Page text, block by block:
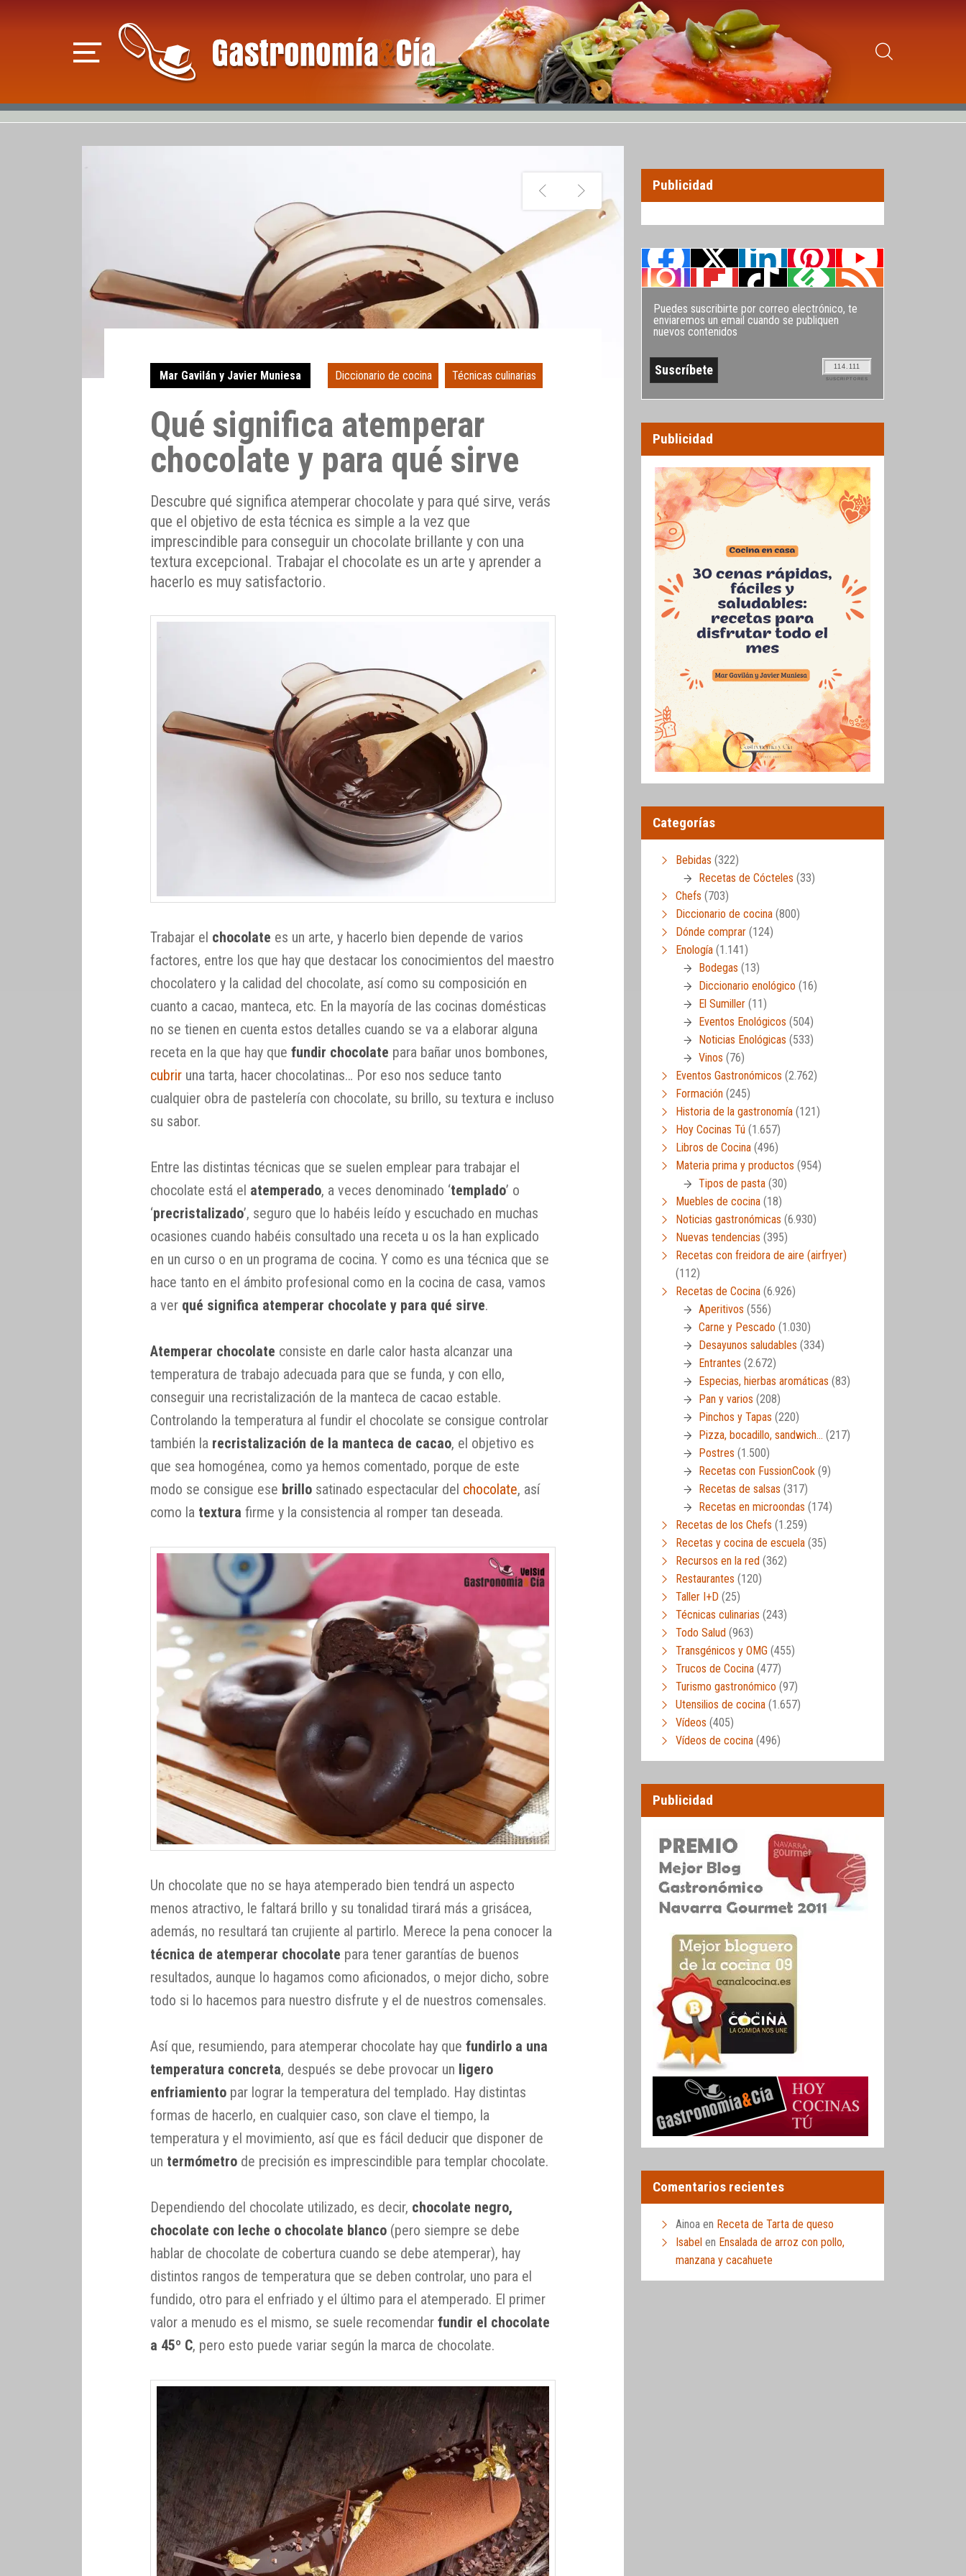
Mar Gavilán y Javier Muniesa Diccionario de cocina Técnicas culinarias
Qué significa atemperar
chocolate y para qué sirve
Descubre qué significa atemperar chocolate y para qué sirve, verás
que el objetivo de esta técnica es simple a la vez que
imprescindible para conseguir un chocolate brillante y con una
textura excepcional. Trabajar el chocolate es un arte y aprender a
hacerlo es muy satisfactorio.
Trabajar el chocolate es un arte, y hacerlo bien depende de varios
factores, entre los que hay que destacar los conocimientos del maestro
chocolatero y la calidad del chocolate, así como su composición en
cuanto a cacao, manteca, etc. En la mayoría de las cocinas domésticas
no se tienen en cuenta estos detalles cuando se va a elaborar alguna
receta en la que hay quefundir chocolate para bañar unos bombones,
cubrir una tarta, hacer chocolatinas… Por eso nos seduce tanto
cualquier obra de pastelería con chocolate, su brillo, su textura e incluso
su sabor.
Entre las distintas técnicas que se suelen emplear para trabajar el
chocolate está el atemperado, a veces denominado ‘templado’ o
‘precristalizado’, seguro que lo habéis leído y escuchado en muchas
ocasiones cuando habéis consultado una receta u os la han explicado
en un curso o en un programa de cocina. Y como es una técnica que se
hace tanto en el ámbito profesional como en la cocina de casa, vamos
a ver qué significa atemperar chocolate y para qué sirve.
Atemperar chocolate consiste en darle calor hasta alcanzar una
temperatura de trabajo adecuada para que se funda, y con ello,
conseguir una recristalización de la manteca de cacao estable.
Controlando la temperatura al fundir el chocolate se consigue controlar
también la recristalización de la manteca de cacao, el objetivo es
que sea homogénea, como ya hemos comentado, porque de este
modo se consigue ese brillo satinado espectacular del chocolate, así
como la textura firme y la consistencia al romper tan deseada.
Un chocolate que no se haya atemperado bien tendrá un aspecto
menos atractivo, le faltará brillo y su tonalidad tirará más a grisácea,
además, no resultará tan crujiente al partirlo. Merece la pena conocer la
técnica de atemperar chocolate para tener garantías de buenos
resultados, aunque lo hagamos como aficionados, o mejor dicho, sobre
todo si lo hacemos para nuestro disfrute y el de nuestros comensales.
Así que, resumiendo, para atemperar chocolate hay quefundirlo a una
temperatura concreta, después se debe provocar un ligero
enfriamiento par lograr la temperatura del templado. Hay distintas
formas de hacerlo, en cualquier caso, son clave el tiempo, la
temperatura y el movimiento, así que es fácil deducir que disponer de
un termómetro de precisión es imprescindible para templar chocolate.
Dependiendo del chocolate utilizado, es decir, chocolate negro,
chocolate con leche o chocolate blanco (pero siempre se debe
hablar de chocolate de cobertura cuando se debe atemperar), hay
distintos rangos de temperatura que se deben controlar, uno para el
fundido, otro para el enfriado y el último para el atemperado. El primer
valor a menudo es el mismo, se suele recomendarfundir el chocolate
a 45º C, pero esto puede variar según la marca de chocolate.
Publicidad
Puedes suscribirte por correo electrónico, te
enviaremos un email cuando se publiquen
nuevos contenidos
114.111
SUSCRIPTORES
Publicidad
Categorías
Bebidas (322)
Recetas de Cócteles (33)
Chefs (703)
Diccionario de cocina (800)
Dónde comprar (124)
Enología (1.141)
Bodegas (13)
Diccionario enológico (16)
El Sumiller (11)
Eventos Enológicos (504)
Noticias Enológicas (533)
Vinos (76)
Eventos Gastronómicos (2.762)
Formación (245)
Historia de la gastronomía (121)
Hoy Cocinas Tú (1.657)
Libros de Cocina (496)
Materia prima y productos (954)
Tipos de pasta (30)
Muebles de cocina (18)
Noticias gastronómicas (6.930)
Nuevas tendencias (395)
Recetas con freidora de aire (airfryer)
(112)
Recetas de Cocina (6.926)
Aperitivos (556)
Carne y Pescado (1.030)
Desayunos saludables (334)
Entrantes (2.672)
Especias, hierbas aromáticas (83)
Pan y varios (208)
Pinchos y Tapas (220)
Pizza, bocadillo, sandwich… (217)
Postres (1.500)
Recetas con FussionCook (9)
Recetas de salsas (317)
Recetas en microondas (174)
Recetas de los Chefs (1.259)
Recetas y cocina de escuela (35)
Recursos en la red (362)
Restaurantes (120)
Taller I+D (25)
Técnicas culinarias (243)
Todo Salud (963)
Transgénicos y OMG (455)
Trucos de Cocina (477)
Turismo gastronómico (97)
Utensilios de cocina (1.657)
Vídeos (405)
Vídeos de cocina (496)
Publicidad
Comentarios recientes
Ainoa en Receta de Tarta de queso
Isabel en Ensalada de arroz con pollo,
manzana y cacahuete